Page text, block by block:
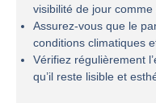
visibilité de jour comme
Assurez-vous que le
conditions climatiques
Vérifiez régulièrement
qu’il reste lisible et